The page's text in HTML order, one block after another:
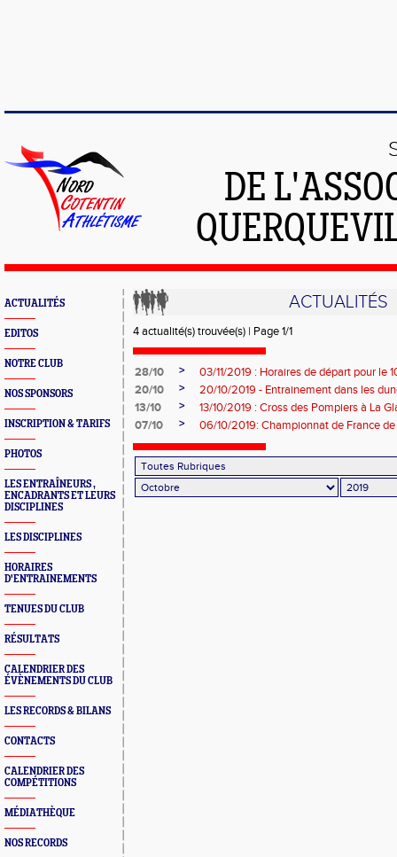
DE
ACTUALITÉS
EDITOS
NOTRE CLUB
NOS SPONSORS
INSCRIPTION & TARIFS
PHOTOS
LES ENTRAÎNEURS ,
ENCADRANTS ET LEURS
DISCIPLINES
LES DISCIPLINES
HORAIRES
D'ENTRAINEMENTS
TENUES DU CLUB
RÉSULTATS
CALENDRIER DES
ÉVÈNEMENTS DU CLUB
LES RECORDS & BILANS
CONTACTS
CALENDRIER DES
COMPÉTITIONS
MÉDIATHÈQUE
NOS RECORDS
ACTUALITÉS
4 actualité(s) trouvée(s) | Page 1/1
28/10 >
03/11/2019 : Horaires de départ pour le
20/10
>
20/10/2019 - Entrainement dans les
13/10
>
13/10/2019 : Cross des Pompiers à La
07/10
> 06/10/2019: Championnat de France